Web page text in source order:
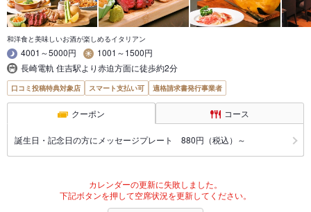
和洋食と美味しいお酒が楽しめるイタリアン
4001～5000円
1001～1500円
長崎電軌 住吉駅より赤迫方面に徒歩約2分
口コミ投稿特典対象店 スマート支払い可 適格請求書発行事業者
クーポン コース
誕生日・記念日の方にメッセージプレート 880円（税込）～
カレンダーの更新に失敗しました。
下記ボタンを押して空席状況を更新してください。